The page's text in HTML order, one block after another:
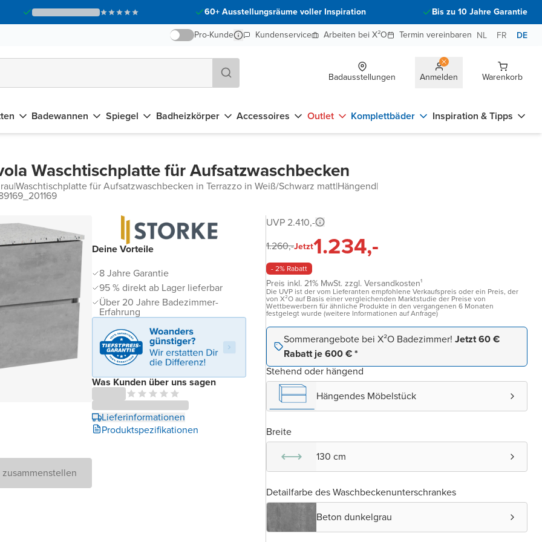
60+ Ausstellungsräume voller Inspiration
Bis zu 10 Jahre Garantie
Pro-Kunde
Kundenservice Arbeiten bei X²O Termin vereinbaren NL FR DE
Badausstellungen Anmelden Warenkorb
Badewannen Spiegel Badheizkörper Accessoires Outlet Komplettbäder Inspiration & Tipps
Waschtischplatte für Aufsatzwaschbecken
|Waschtischplatte für Aufsatzwaschbecken in Terrazzo in Weiß/Schwarz matt|Hängend|
Deine Vorteile
8 Jahre Garantie
95 % direkt ab Lager lieferbar
Über 20 Jahre Badezimmer-
Erfahrung
Was Kunden über uns sagen
Lieferinformationen
Produktspezifikationen
UVP 2.410,-
1.260,-Jetzt1.234,-
- 2% Rabatt
Preis inkl. 21% MwSt. zzgl. Versandkosten¹
Die UVP ist der vom Lieferanten empfohlene Verkaufspreis oder ein Preis, der
von X²O auf Basis einer vergleichenden Marktstudie der Preise von
Wettbewerbern für ähnliche Produkte in den vergangenen 6 Monaten
festgelegt wurde (weitere Informationen auf Anfrage)
Sommerangebote bei X²O Badezimmer! Jetzt 60 €
Rabatt je 600 € *
Stehend oder hängend
Hängendes Möbelstück
Breite
130 cm
Detailfarbe des Waschbeckenunterschrankes
Beton dunkelgrau